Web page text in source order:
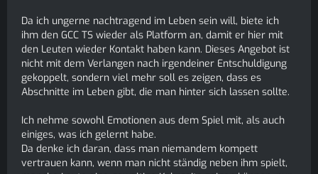
Da ich ungerne nachtragend im Leben sein will, biete ich
ihm den GCC TS wieder als Platform an, damit er hier mit
den Leuten wieder Kontakt haben kann. Dieses Angebot ist
nicht mit dem Verlangen nach irgendeiner Entschuldigung
gekoppelt, sondern viel mehr soll es zeigen, dass es
Abschnitte im Leben gibt, die man hinter sich lassen sollte.
Ich nehme sowohl Emotionen aus dem Spiel mit, als auch
einiges, was ich gelernt habe.
Da denke ich daran, dass man niemandem kompett
vertrauen kann, wenn man nicht ständig neben ihm spielt,